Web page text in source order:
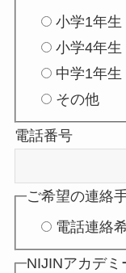
小学1年生
小学4年生
中学1年生
その他
電話番号
ご希望の連絡
電話連絡
NIJINアカデ